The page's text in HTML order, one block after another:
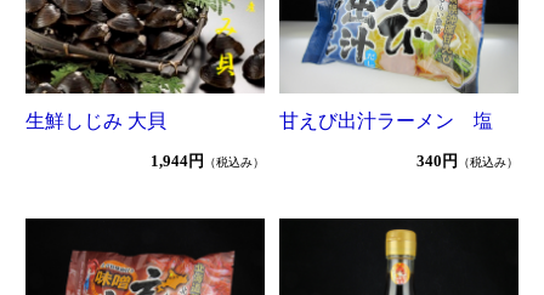
生鮮しじみ 大貝
1,944円 （税込み）
甘えび出汁ラーメン 塩
340円 （税込み）